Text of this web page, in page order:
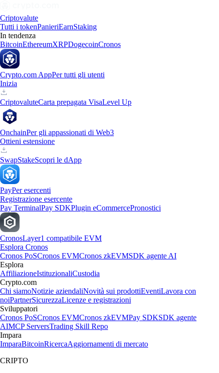
Criptovalute
Tutti i tokenPanieriEarnStaking
In tendenza
BitcoinEthereumXRPDogecoinCronos
Crypto.com AppPer tutti gli utenti
Inizia
CriptovaluteCarta prepagata VisaLevel Up
OnchainPer gli appassionati di Web3
Ottieni estensione
SwapStakeScopri le dApp
PayPer esercenti
Registrazione esercente
Pay TerminalPay SDKPlugin eCommercePronostici
CronosLayer1 compatibile EVM
Esplora Cronos
Cronos PoSCronos EVMCronos zkEVMSDK agente AI
Esplora
AffiliazioneIstituzionaliCustodia
Crypto.com
Chi siamoNotizie aziendaliNovità sui prodottiEventiLavora con
noiPartnerSicurezzaLicenze e registrazioni
Sviluppatori
Cronos PoSCronos EVMCronos zkEVMPay SDKSDK agente
AIMCP ServersTrading Skill Repo
Impara
ImparaBitcoinRicercaAggiornamenti di mercato
CRIPTO